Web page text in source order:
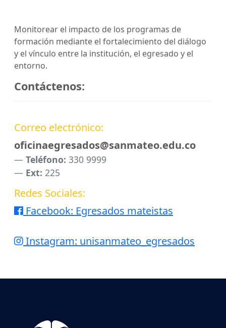
Monitorear el impacto de los programas de
formación mediante el fortalecimiento del diálogo
y el vínculo entre la institución, el egresado y el
entorno.
Contáctenos:
Correo electrónico:
oficinaegresados@sanmateo.edu.co
Teléfono: 330 9999
Ext: 225
Redes Sociales:
Facebook: Egresados mateistas
Instagram: unisanmateo_egresados